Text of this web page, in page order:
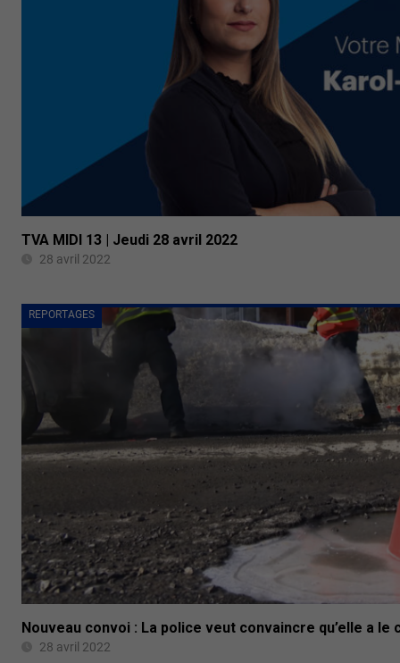
TVA MIDI 13 | Jeudi 28 avril 2022
28 avril 2022
REPORTAGES
Nouveau convoi : La police veut convaincre qu’elle a le
28 avril 2022